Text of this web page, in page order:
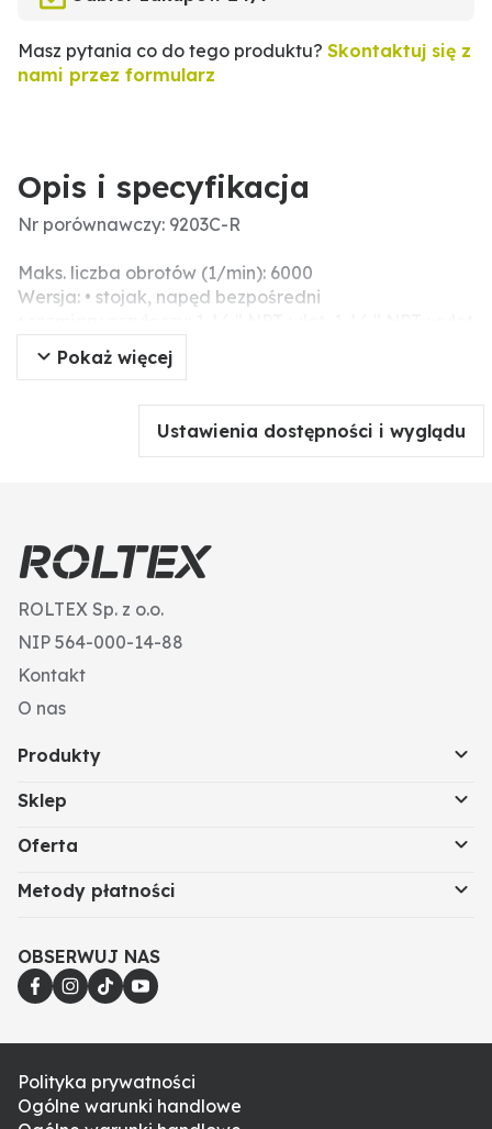
Masz pytania co do tego produktu? Skontaktuj się z
nami przez formularz
Opis i specyfikacja
Nr porównawczy: 9203C-R
Maks. liczba obrotów (1/min): 6000
Wersja: • stojak, napęd bezpośredni
• maks. temperatura cieczy: 60 °C
• wirnik: nylon
wału (6709203C-R ma obroty w prawo)
• uszczelki pompy: modele żeliwne - standardowo
Ciśnienie maks. (bar): 11,7
Wydajność maks. (l/min): 530
Pokaż więcej
Ustawienia dostępności i wyglądu
ROLTEX Sp. z o.o.
NIP 564-000-14-88
Kontakt
O nas
Produkty
Sklep
Oferta
Metody płatności
OBSERWUJ NAS
Polityka prywatności
Ogólne warunki handlowe